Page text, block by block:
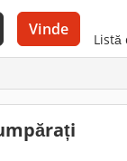
Vinde
Listă